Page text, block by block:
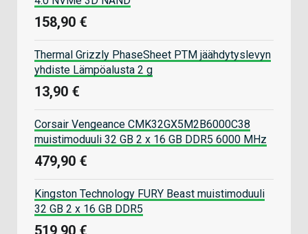
158,90 €
Thermal Grizzly PhaseSheet PTM jäähdytyslevyn
yhdiste Lämpöalusta 2 g
13,90 €
Corsair Vengeance CMK32GX5M2B6000C38
muistimoduuli 32 GB 2 x 16 GB DDR5 6000 MHz
479,90 €
Kingston Technology FURY Beast muistimoduuli
32 GB 2 x 16 GB DDR5
519,90 €